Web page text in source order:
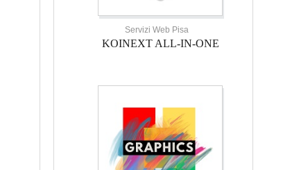
Servizi Web Pisa
KOINEXT ALL-IN-ONE